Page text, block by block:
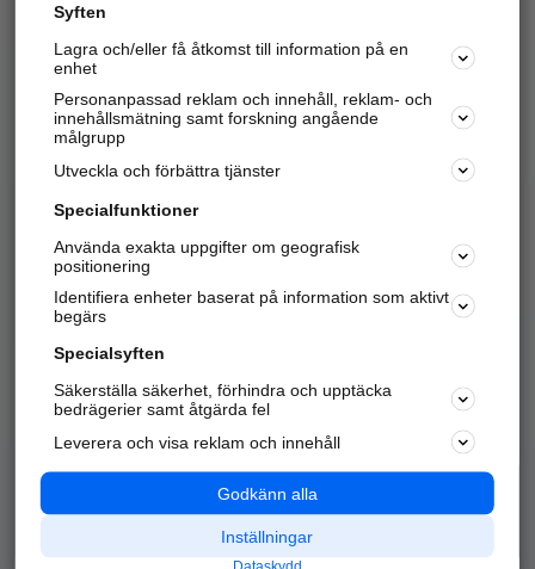
Hitta.se - Gratis nummerupplysning.
Sök företag, personer och platser.
Hitta telefonnummer, adresser, företagsinfo mm.
Marknadsför företaget
Kom igång och annonsera mot
samarbetspartners nära dig.
Alla kategorier
Populära sökningar
API & Kartor
Annonsera
Integritet
Nödnummer
Syften
Lagra och/eller få åtkomst till information på en
enhet
Personanpassad reklam och innehåll, reklam- och
innehållsmätning samt forskning angående
målgrupp
Utveckla och förbättra tjänster
Specialfunktioner
Använda exakta uppgifter om geografisk
positionering
Identifiera enheter baserat på information som aktivt
begärs
Specialsyften
Säkerställa säkerhet, förhindra och upptäcka
bedrägerier samt åtgärda fel
Leverera och visa reklam och innehåll
Godkänn alla
Inställningar
Dataskydd